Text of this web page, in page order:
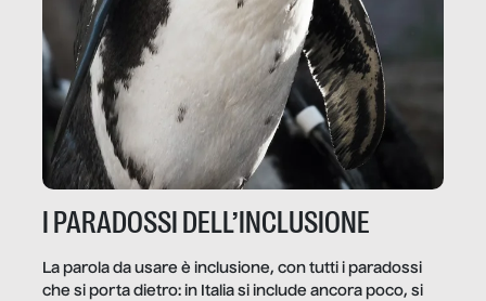
I PARADOSSI DELL’INCLUSIONE
La parola da usare è inclusione, con tutti i paradossi
che si porta dietro: in Italia si include ancora poco, si